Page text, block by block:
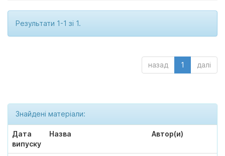
Результати 1-1 зі 1.
назад 1 далі
Знайдені матеріали:
Дата
випуску
Назва Автор(и)